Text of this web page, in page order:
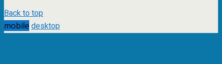
Back to top
mobile desktop